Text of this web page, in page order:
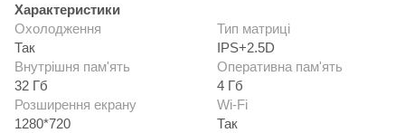
Характеристики
Охолодження
Так
Тип матриці
IPS+2.5D
Внутрішня пам'ять
32 Гб
Оперативна пам'ять
4 Гб
Розширення екрану
1280*720
Wi-Fi
Так